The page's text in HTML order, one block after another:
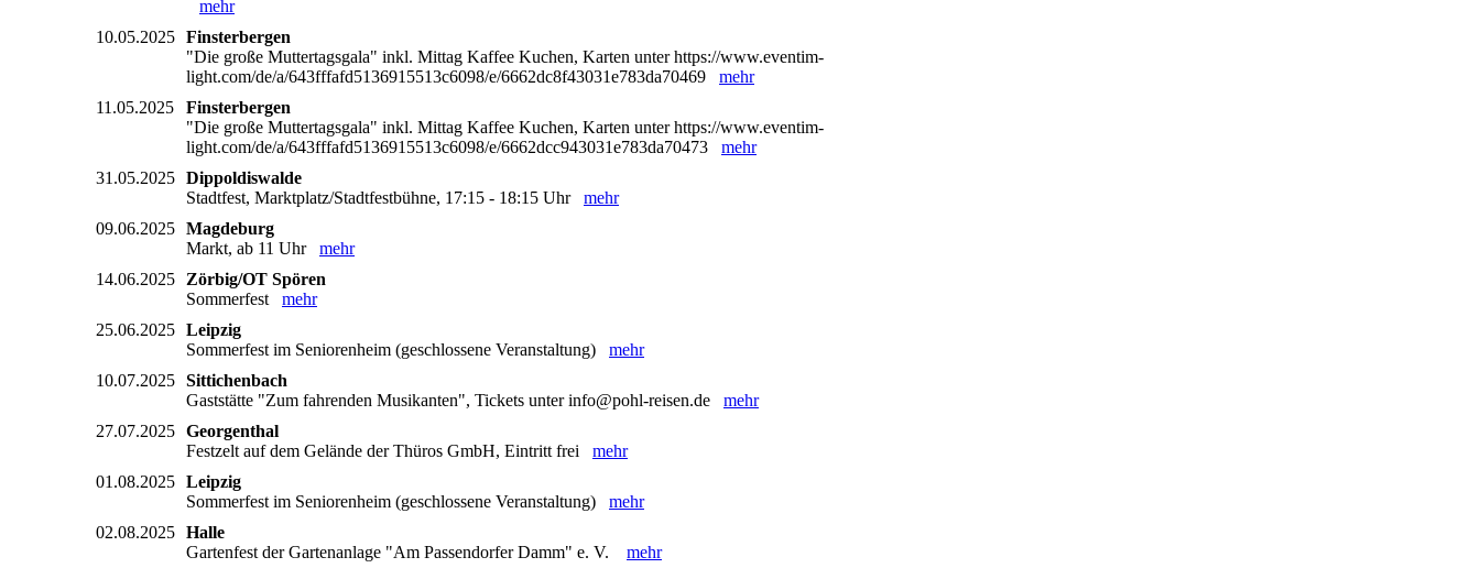
mehr
10.05.2025 Finsterbergen
"Die große Muttertagsgala" inkl. Mittag Kaffee Kuchen, Karten unter https://www.eventim-
light.com/de/a/643fffafd5136915513c6098/e/6662dc8f43031e783da70469 mehr
11.05.2025
Finsterbergen
"Die große Muttertagsgala" inkl. Mittag Kaffee Kuchen, Karten unter https://www.eventim-
light.com/de/a/643fffafd5136915513c6098/e/6662dcc943031e783da70473 mehr
31.05.2025 Dippoldiswalde
Stadtfest, Marktplatz/Stadtfestbühne, 17:15 - 18:15 Uhr mehr
09.06.2025 Magdeburg
Markt, ab 11 Uhr mehr
14.06.2025
Zörbig/OT Spören
Sommerfest mehr
25.06.2025 Leipzig
Sommerfest im Seniorenheim (geschlossene Veranstaltung) mehr
10.07.2025 Sittichenbach
Gaststätte "Zum fahrenden Musikanten", Tickets unter info@pohl-reisen.de mehr
27.07.2025 Georgenthal
Festzelt auf dem Gelände der Thüros GmbH, Eintritt frei mehr
01.08.2025 Leipzig
Sommerfest im Seniorenheim (geschlossene Veranstaltung) mehr
02.08.2025 Halle
Gartenfest der Gartenanlage "Am Passendorfer Damm" e. V. mehr